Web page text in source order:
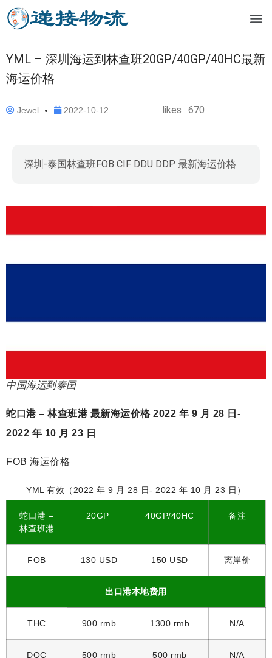
YML – 深圳海运到林查班20GP/40GP/40HC最新
海运价格
Jewel 2022-10-12 likes : 670
深圳-泰国林查班FOB CIF DDU DDP 最新海运价格
中国海运到泰国
蛇口港 – 林查班港 最新海运价格 2022 年 9 月 28 日-
2022 年 10 月 23 日
FOB 海运价格
YML 有效（2022 年 9 月 28 日- 2022 年 10 月 23 日）
蛇口港 –
林查班港
20GP 40GP/40HC 备注
FOB 130 USD 150 USD 离岸价
出口港本地费用
THC 900 rmb 1300 rmb N/A
DOC 500 rmb 500 rmb N/A